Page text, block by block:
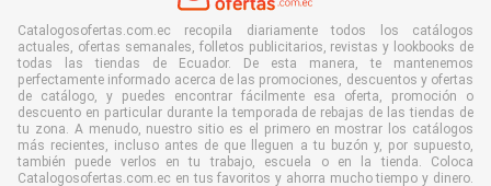
Catalogosofertas.com.ec recopila diariamente todos los catálogos
actuales, ofertas semanales, folletos publicitarios, revistas y lookbooks de
todas las tiendas de Ecuador. De esta manera, te mantenemos
perfectamente informado acerca de las promociones, descuentos y ofertas
de catálogo, y puedes encontrar fácilmente esa oferta, promoción o
descuento en particular durante la temporada de rebajas de las tiendas de
tu zona. A menudo, nuestro sitio es el primero en mostrar los catálogos
más recientes, incluso antes de que lleguen a tu buzón y, por supuesto,
también puede verlos en tu trabajo, escuela o en la tienda. Coloca
Catalogosofertas.com.ec en tus favoritos y ahorra mucho tiempo y dinero.